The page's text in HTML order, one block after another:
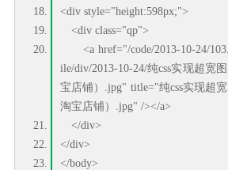
<div style="height:598px;">
<div class="qp">
<a href="/code/2013-10-24/
ile/div/2013-10-24/纯css实现超宽
宝店铺）.jpg" title="纯css实现超
淘宝店铺）.jpg" /></a>
</div>
</div>
</body>